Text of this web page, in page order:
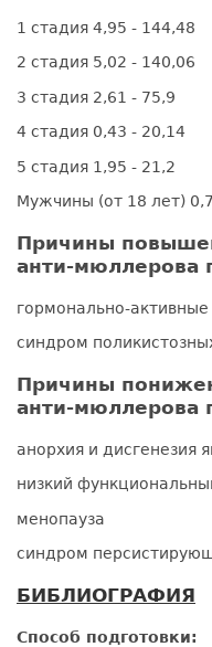
1 стадия 4,95 - 144,48
2 стадия 5,02 - 140,06
3 стадия 2,61 - 75,9
4 стадия 0,43 - 20,14
5 стадия 1,95 - 21,2
Мужчины (от 18 лет)
Причины
анти-мюллерова
гормонально-
синдром
Причины
анти-мюллерова
анорхия и дисгенезия
низкий
менопауза
синдром
БИБЛИОГРАФИЯ
Способ подготовки: